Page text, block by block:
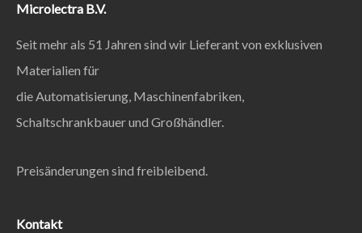
Microlectra B.V.
Seit mehr als 51 Jahren sind wir Lieferant von exklusiven
Materialien für
die Automatisierung, Maschinenfabriken,
Schaltschrankbauer und Großhändler.
Preisänderungen sind freibleibend.
Kontakt